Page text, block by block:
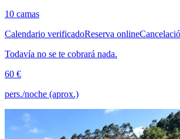
10 camas
Calendario verificadoReserva online
Todavía no se te cobrará nada.
60 €
pers./noche (aprox.)